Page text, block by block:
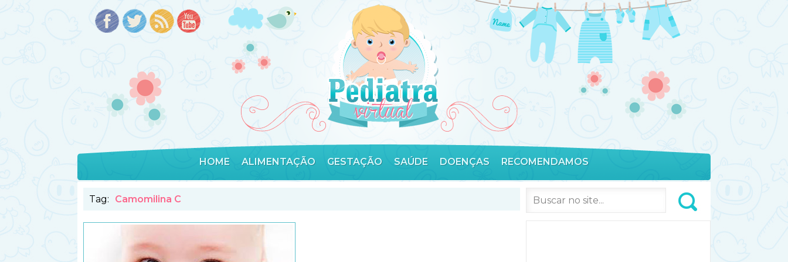
HOME ALIMENTAÇÃO GESTAÇÃO SAÚDE DOENÇAS RECOMENDAMOS
Tag: Camomilina C